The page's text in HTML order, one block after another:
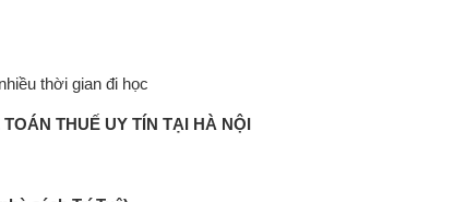
thời gian đi học
THUẾ UY TÍN TẠI HÀ NỘI